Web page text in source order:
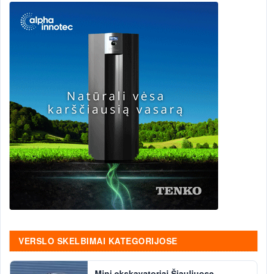
VERSLO SKELBIMAI KATEGORIJOSE